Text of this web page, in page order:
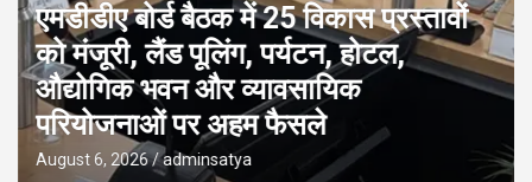
एमडीडीए बोर्ड बैठक में 25 विकास प्रस्तावों
को मंजूरी, लैंड पूलिंग, पर्यटन, होटल,
औद्योगिक भवन और व्यावसायिक
परियोजनाओं पर अहम फैसले
August 6, 2026 adminsatya